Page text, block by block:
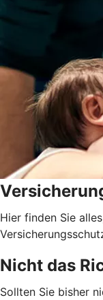
Hier finden Sie
Nicht das
Sollten Sie bisher